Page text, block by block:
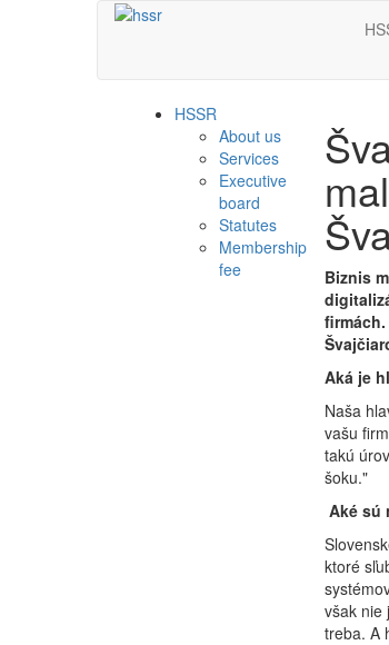
HSSR
About us
Services
Executive
board
Statutes
Membership
fee
Biznis
Aká je
Naša
vašu
takú
šoku."
Aké sú
ktoré
však nie
treba. A